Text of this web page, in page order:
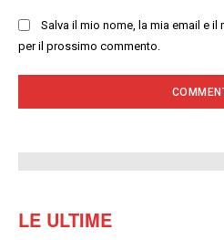
Salva il mio nome, la mia email e
per il prossimo commento.
LE ULTIME